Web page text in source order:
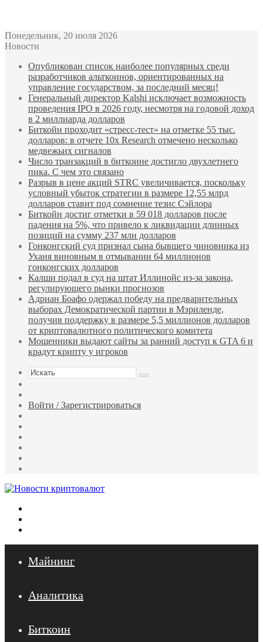
Понедельник, 20 июля 2026
Новости
Опубликован список наиболее популярных среди
разработчиков альткоинов, ориентированных на
управление государством, за последний месяц!
Генеральный директор Kalshi исключает возможность
проведения IPO в 2026 году, несмотря на годовой доход
в 2 миллиарда долларов
Биткойн проходит «стресс-тест» на отметке 55 тыс.
долларов: в отчете 10x Research отмечено несколько
медвежьих сигналов
Число транзакций в биткоине достигло двухлетнего
пика. С чем это связано
Разрыв в цене акций STRC увеличивается, поскольку
условный убыток стратегии в размере 12,55 млрд
долларов ставит под сомнение тезис Сэйлора
Биткойн достиг отметки в 59 018 долларов после
падения на 5%, что привело к ликвидации длинных
позиций на сумму 237 млн долларов
Гонконгский суд признал сына бывшего чиновника из
Уханя виновным в отмывании 64 миллионов
гонконгских долларов
Калши подал в суд на штат Иллинойс из-за закона,
регулирующего рынки прогнозов
Адриан Боафо одержал победу на предварительных
выборах Демократической партии в Мэриленде,
получив поддержку в размере 5,5 миллионов долларов
от криптовалютного политического комитета
Мошенники выдают сайты за ранний доступ к GTA 6 и
крадут крипту у игроков
Искать
статья
Войти / Зарегистрироваться
Майнинг
Аналитика
Биткоин